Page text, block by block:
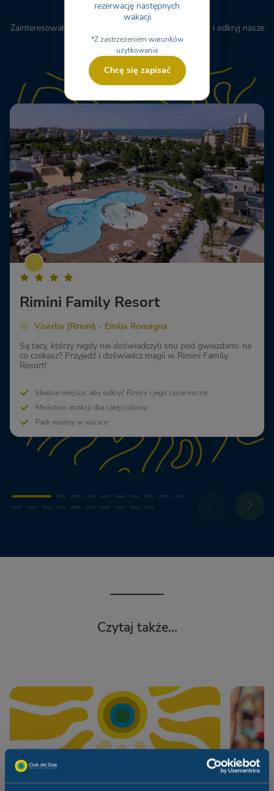
Zainteresował Cię ten artykuł? Nie zwlekaj – przyjedź i odkryj nasze
wioski
Rimini Family Resort
Viserba (Rimini) - Emilia Romagna
Są tacy, którzy nigdy nie doświadczyli snu pod gwiazdami: na
co czekasz? Przyjedź i doświadcz magii w Rimini Family
Resort!
Idealne miejsce, aby odkryć Rimini i jego życie nocne
Mnóstwo atrakcji dla całej rodziny
Park wodny w wiosce
Czytaj także...
rezerwację następnych
wakacji
*Z zastrzeżeniem warunków
użytkowania
Chcę się zapisać